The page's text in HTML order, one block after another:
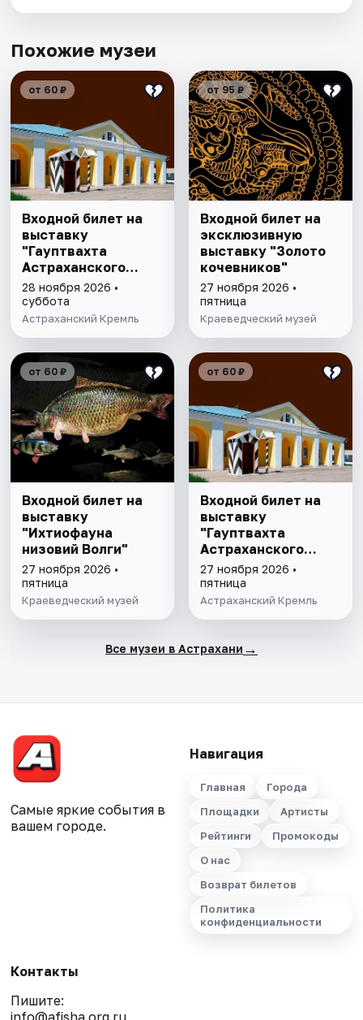
Похожие музеи
от 60 ₽
Входной билет на
выставку
"Гауптвахта
Астраханского
гарнизона. XIX в."
28 ноября 2026 •
суббота
Астраханский Кремль
от 95 ₽
Входной билет на
эксклюзивную
выставку "Золото
кочевников"
27 ноября 2026 •
пятница
Краеведческий музей
от 60 ₽
Входной билет на
выставку
"Ихтиофауна
низовий Волги"
27 ноября 2026 •
пятница
Краеведческий музей
от 60 ₽
Входной билет на
выставку
"Гауптвахта
Астраханского
гарнизона. XIX в."
27 ноября 2026 •
пятница
Астраханский Кремль
Все музеи в Астрахани →
Самые яркие события в
вашем городе.
Навигация
Главная
Города
Площадки
Артисты
Рейтинги
Промокоды
О нас
Возврат билетов
Политика
конфиденциальности
Контакты
Пишите: